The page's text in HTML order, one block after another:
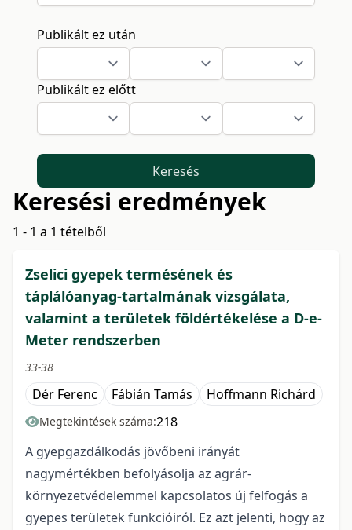
Publikált ez után
Publikált ez előtt
Keresés
Keresési eredmények
1 - 1 a 1 tételből
Zselici gyepek termésének és
táplálóanyag-tartalmának vizsgálata,
valamint a területek földértékelése a D-e-
Meter rendszerben
33-38
Dér Ferenc Fábián Tamás Hoffmann Richárd
Megtekintések száma:218
A gyepgazdálkodás jövőbeni irányát
nagymértékben befolyásolja az agrár-
környezetvédelemmel kapcsolatos új felfogás a
gyepes területek funkcióiról. Ez azt jelenti, hogy az